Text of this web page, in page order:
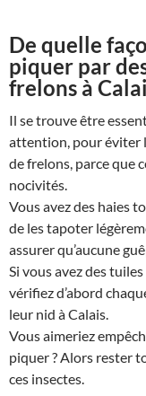
De quelle
piquer par
frelons à
Il se trouve être
attention, pour éviter
de frelons, parce que
nocivités.
Vous avez des haies
de les tapoter
assurer qu’aucune
Si vous avez des
vérifiez d’abord
leur nid à Calais.
Vous aimeriez
piquer ? Alors rester
ces insectes.